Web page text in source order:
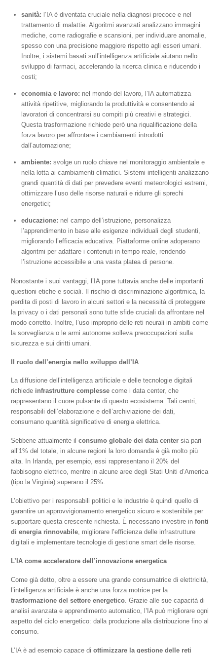
sanità: l’IA è diventata cruciale nella diagnosi precoce e nel
trattamento di malattie. Algoritmi avanzati analizzano immagini
mediche, come radiografie e scansioni, per individuare anomalie,
spesso con una precisione maggiore rispetto agli esseri umani.
Inoltre, i sistemi basati sull’intelligenza artificiale aiutano nello
sviluppo di farmaci, accelerando la ricerca clinica e riducendo i
costi;
economia e lavoro: nel mondo del lavoro, l’IA automatizza
attività ripetitive, migliorando la produttività e consentendo ai
lavoratori di concentrarsi su compiti più creativi e strategici.
Questa trasformazione richiede però una riqualificazione della
forza lavoro per affrontare i cambiamenti introdotti
dall’automazione;
ambiente:svolge un ruolo chiave nel monitoraggio ambientale e
nella lotta ai cambiamenti climatici. Sistemi intelligenti analizzano
grandi quantità di dati per prevedere eventi meteorologici estremi,
ottimizzare l’uso delle risorse naturali e ridurre gli sprechi
energetici;
educazione: nel campo dell’istruzione, personalizza
l’apprendimento in base alle esigenze individuali degli studenti,
migliorando l’efficacia educativa. Piattaforme online adoperano
algoritmi per adattare i contenuti in tempo reale, rendendo
l’istruzione accessibile a una vasta platea di persone.
Nonostante i suoi vantaggi, l’IA pone tuttavia anche delle importanti
questioni etiche e sociali. Il rischio di discriminazione algoritmica, la
perdita di posti di lavoro in alcuni settori e la necessità di proteggere
la privacy o i dati personali sono tutte sfide cruciali da affrontare nel
modo corretto. Inoltre, l’uso improprio delle reti neurali in ambiti come
la sorveglianza o le armi autonome solleva preoccupazioni sulla
sicurezza e sui diritti umani.
Il ruolo dell’energia nello sviluppo dell’IA
La diffusione dell’intelligenza artificiale e delle tecnologie digitali
richiede infrastrutture complesse come i data center, che
rappresentano il cuore pulsante di questo ecosistema. Tali centri,
responsabili dell’elaborazione e dell’archiviazione dei dati,
consumano quantità significative di energia elettrica.
Sebbene attualmente ilconsumo globale dei data center sia pari
all’1% del totale, in alcune regioni la loro domanda è già molto più
alta. In Irlanda, per esempio, essi rappresentano il 20% del
fabbisogno elettrico, mentre in alcune aree degli Stati Uniti d’America
(tipo la Virginia) superano il 25%.
L’obiettivo per i responsabili politici e le industrie è quindi quello di
garantire un approvvigionamento energetico sicuro e sostenibile per
supportare questa crescente richiesta. È necessario investire infonti
di energia rinnovabile, migliorare l’efficienza delle infrastrutture
digitali e implementare tecnologie di gestione smart delle risorse.
L’IA come acceleratore dell’innovazione energetica
Come già detto, oltre a essere una grande consumatrice di elettricità,
l’intelligenza artificiale è anche una forza motrice per la
trasformazione del settore energetico. Grazie alle sue capacità di
analisi avanzata e apprendimento automatico, l’IA può migliorare ogni
aspetto del ciclo energetico: dalla produzione alla distribuzione fino al
consumo.
L’IA è ad esempio capace diottimizzare la gestione delle reti